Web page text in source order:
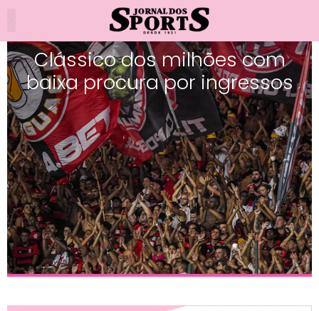
Clássico dos milhões com
baixa procura por ingressos